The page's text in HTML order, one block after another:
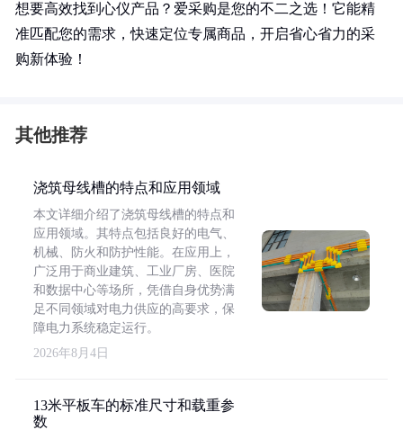
想要高效找到心仪产品？爱采购是您的不二之选！它能精
准匹配您的需求，快速定位专属商品，开启省心省力的采
购新体验！
其他推荐
浇筑母线槽的特点和应用领域
本文详细介绍了浇筑母线槽的特点和
应用领域。其特点包括良好的电气、
机械、防火和防护性能。在应用上，
广泛用于商业建筑、工业厂房、医院
和数据中心等场所，凭借自身优势满
足不同领域对电力供应的高要求，保
障电力系统稳定运行。
2026年8月4日
13米平板车的标准尺寸和载重参
数